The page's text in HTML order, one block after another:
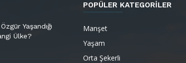
Yaşandığı
Ülke?
POPÜLER KATEGORİLER
Manşet
Yaşam
Orta Şekerli